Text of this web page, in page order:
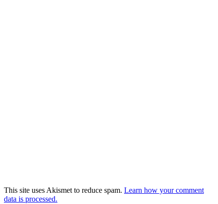
This site uses Akismet to reduce spam. Learn how your comment
data is processed.